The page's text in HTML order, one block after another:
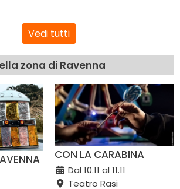
Vedi tutti
zona di Ravenna
CON LA CARABINA
Dal 10.11 al 11.11
Teatro Rasi